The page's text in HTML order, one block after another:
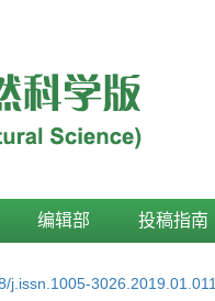
编辑部 投稿指南
j.issn.1005-3026.2019.01.011